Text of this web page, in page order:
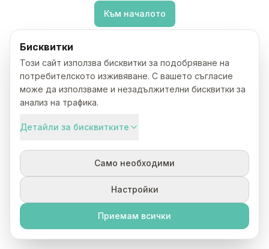
Към началото
Бисквитки
Този сайт използва бисквитки за подобряване на
потребителското изживяване. С вашето съгласие
може да използваме и незадължителни бисквитки за
анализ на трафика.
Детайли за бисквитките
Само необходими
Настройки
Приемам всички